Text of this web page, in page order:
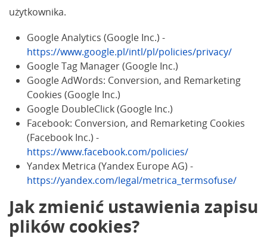
użytkownika.
Google Analytics (Google Inc.) -
https://www.google.pl/intl/pl/policies/privacy/
Google Tag Manager (Google Inc.)
Google AdWords: Conversion, and Remarketing
Cookies (Google Inc.)
Google DoubleClick (Google Inc.)
Facebook: Conversion, and Remarketing Cookies
(Facebook Inc.) -
https://www.facebook.com/policies/
Yandex Metrica (Yandex Europe AG) -
https://yandex.com/legal/metrica_termsofuse/
Jak zmienić ustawienia zapisu
plików cookies?